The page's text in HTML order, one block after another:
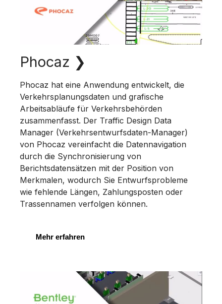
Phocaz ❯
Phocaz hat eine Anwendung entwickelt, die
Verkehrsplanungsdaten und grafische
Arbeitsabläufe für Verkehrsbehörden
zusammenfasst. Der Traffic Design Data
Manager (Verkehrsentwurfsdaten-Manager)
von Phocaz vereinfacht die Datennavigation
durch die Synchronisierung von
Berichtsdatensätzen mit der Position von
Merkmalen, wodurch Sie Entwurfsprobleme
wie fehlende Längen, Zahlungsposten oder
Trassennamen verfolgen können.
Mehr erfahren